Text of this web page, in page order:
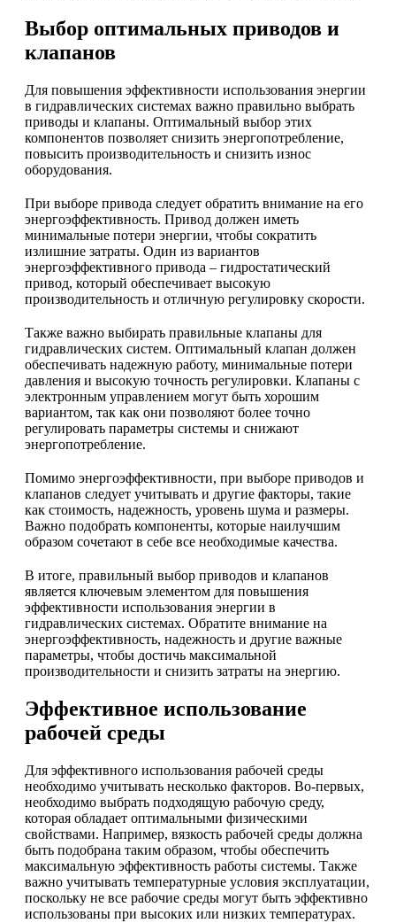
Выбор оптимальных приводов и
клапанов
Для повышения эффективности использования энергии
в гидравлических системах важно правильно выбрать
приводы и клапаны. Оптимальный выбор этих
компонентов позволяет снизить энергопотребление,
повысить производительность и снизить износ
оборудования.
При выборе привода следует обратить внимание на его
энергоэффективность. Привод должен иметь
минимальные потери энергии, чтобы сократить
излишние затраты. Один из вариантов
энергоэффективного привода – гидростатический
привод, который обеспечивает высокую
производительность и отличную регулировку скорости.
Также важно выбирать правильные клапаны для
гидравлических систем. Оптимальный клапан должен
обеспечивать надежную работу, минимальные потери
давления и высокую точность регулировки. Клапаны с
электронным управлением могут быть хорошим
вариантом, так как они позволяют более точно
регулировать параметры системы и снижают
энергопотребление.
Помимо энергоэффективности, при выборе приводов и
клапанов следует учитывать и другие факторы, такие
как стоимость, надежность, уровень шума и размеры.
Важно подобрать компоненты, которые наилучшим
образом сочетают в себе все необходимые качества.
В итоге, правильный выбор приводов и клапанов
является ключевым элементом для повышения
эффективности использования энергии в
гидравлических системах. Обратите внимание на
энергоэффективность, надежность и другие важные
параметры, чтобы достичь максимальной
производительности и снизить затраты на энергию.
Эффективное использование
рабочей среды
Для эффективного использования рабочей среды
необходимо учитывать несколько факторов. Во-первых,
необходимо выбрать подходящую рабочую среду,
которая обладает оптимальными физическими
свойствами. Например, вязкость рабочей среды должна
быть подобрана таким образом, чтобы обеспечить
максимальную эффективность работы системы. Также
важно учитывать температурные условия эксплуатации,
поскольку не все рабочие среды могут быть эффективно
использованы при высоких или низких температурах.